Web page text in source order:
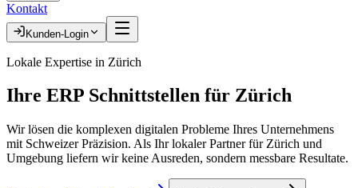
Kontakt
Kunden-Login
Lokale Expertise in Zürich
Ihre ERP Schnittstellen für Zürich
Wir lösen die komplexen digitalen Probleme Ihres Unternehmens
mit Schweizer Präzision. Als Ihr lokaler Partner für Zürich und
Umgebung liefern wir keine Ausreden, sondern messbare Resultate.